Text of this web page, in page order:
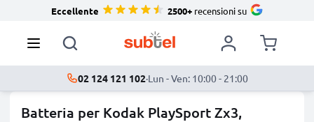
Eccellente 2500+recensioni su
02 124 121 102·Lun - Ven: 10:00 - 21:00
Batteria per Kodak PlaySport Zx3,